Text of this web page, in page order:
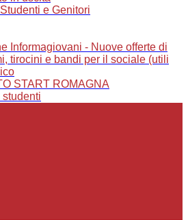
e Genitori
Informagiovani - Nuove offerte di
tirocini e bandi per il sociale (utili
START ROMAGNA
studenti